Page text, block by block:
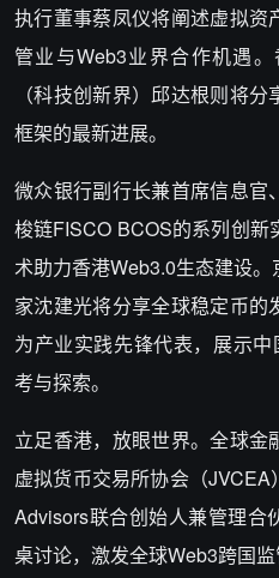
执行董事蔡凤仪将阐述虚拟资
管业与Web3业界合作机遇
（科技创新界）邱达根则将
框架的最新进展。
微众银行副行长兼首席信息官
梭链FISCO BCOS的系列创
术助力香港Web3.0生态建设
家沈建光将分享全球稳定币
为产业实践先锋代表，展示
考与探索。
立足香港，放眼世界。全球
虚拟货币交易所协会（
Advisors联合创始人兼管理合
桌讨论，激发全球Web3跨国监